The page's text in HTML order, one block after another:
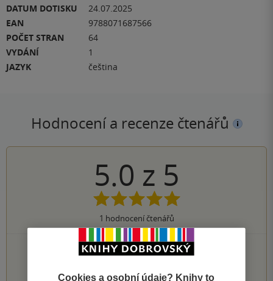
DATUM DOTISKU
24.07.2025
EAN
9788071687566
POČET STRAN
64
VYDÁNÍ
1
JAZYK
čeština
Hodnocení a recenze čtenářů
5.0 z 5
1 hodnocení čtenářů
1×
5 hvězdiček
0×
3 hvězdičky
Cookies a osobní údaje? Knihy to